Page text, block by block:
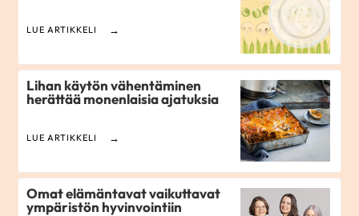
LUE ARTIKKELI
Lihan käytön vähentäminen
herättää monenlaisia ajatuksia
LUE ARTIKKELI
Omat elämäntavat vaikuttavat
ympäristön hyvinvointiin